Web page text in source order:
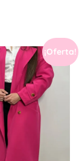
¡Oferta!